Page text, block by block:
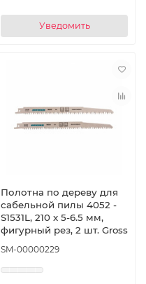
Уведомить
Полотна по дереву для
сабельной пилы 4052 -
S1531L, 210 x 5-6.5 мм,
фигурный рез, 2 шт. Gross
SM-00000229